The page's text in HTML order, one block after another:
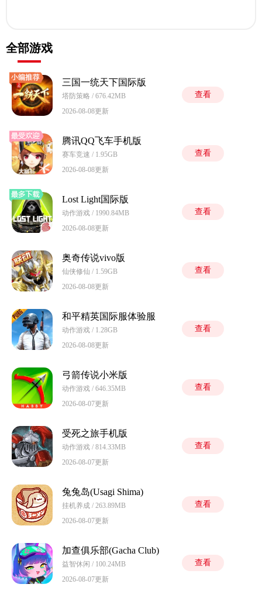
全部游戏
三国一统天下国际版
塔防策略 / 676.42MB
2026-08-08更新
查看
腾讯QQ飞车手机版
赛车竞速 / 1.95GB
2026-08-08更新
查看
Lost Light国际版
动作游戏 / 1990.84MB
2026-08-08更新
查看
奥奇传说vivo版
仙侠修仙 / 1.59GB
2026-08-08更新
查看
和平精英国际服体验服
动作游戏 / 1.28GB
2026-08-08更新
查看
弓箭传说小米版
动作游戏 / 646.35MB
2026-08-07更新
查看
受死之旅手机版
动作游戏 / 814.33MB
2026-08-07更新
查看
兔兔岛(Usagi Shima)
挂机养成 / 263.89MB
2026-08-07更新
查看
加查俱乐部(Gacha Club)
益智休闲 / 100.24MB
2026-08-07更新
查看